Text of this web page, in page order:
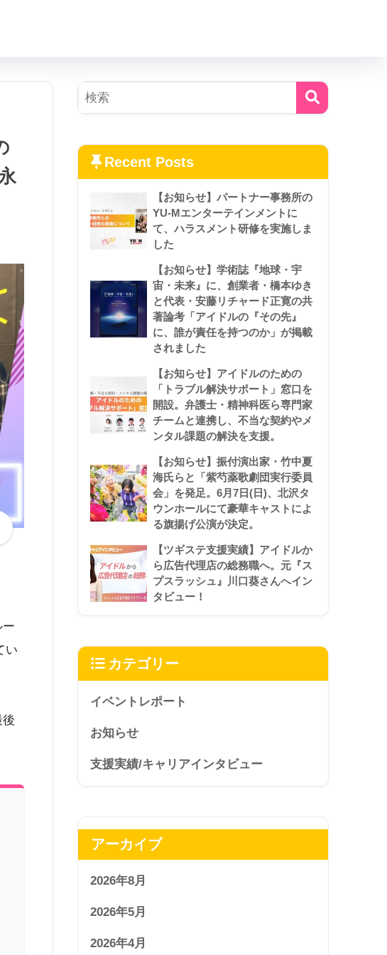
い
Recent Posts
【お知らせ】パートナー事務所の
YU-Mエンターテインメントに
て、ハラスメント研修を実施しま
した
【お知らせ】学術誌『地球・宇
宙・未来』に、創業者・橋本ゆき
と代表・安藤リチャード正寛の共
著論考「アイドルの『その先』
に、誰が責任を持つのか」が掲載
されました
【お知らせ】アイドルのための
「トラブル解決サポート」窓口を
開設。弁護士・精神科医ら専門家
チームと連携し、不当な契約やメ
ンタル課題の解決を支援。
【お知らせ】振付演出家・竹中夏
海氏らと「紫芍薬歌劇団実行委員
会」を発足。6月7日(日)、北沢タ
ウンホールにて豪華キャストによ
る旗揚げ公演が決定。
【ツギステ支援実績】アイドルか
ら広告代理店の総務職へ。元『ス
プスラッシュ』川口葵さんへイン
タビュー！
カテゴリー
イベントレポート
お知らせ
支援実績/キャリアインタビュー
アーカイブ
2026年8月
2026年5月
2026年4月